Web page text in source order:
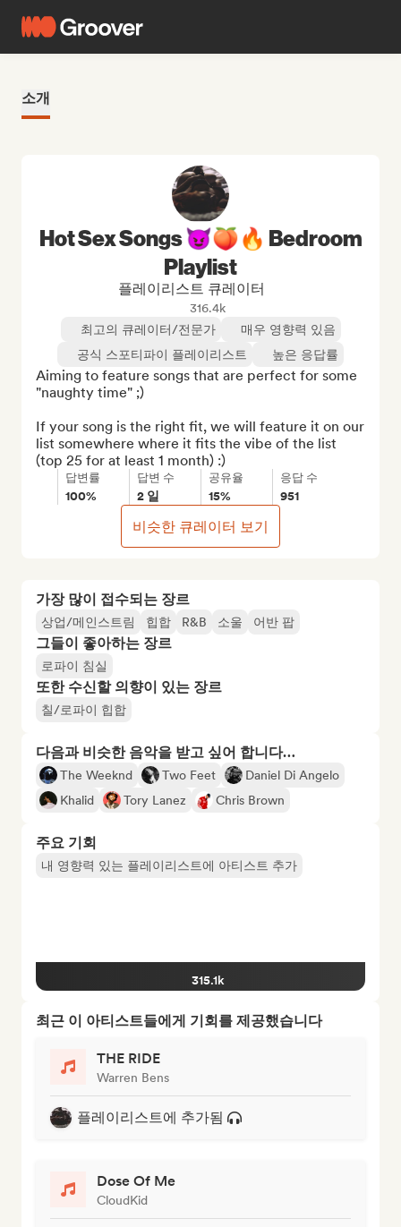
소개
가장 많이 접수되는 장르
상업/메인스트림 힙합 R&B 소울 어반 팝
그들이 좋아하는 장르
로파이 침실
또한 수신할 의향이 있는 장르
칠/로파이 힙합
다음과 비슷한 음악을 받고 싶어 합니다…
The Weeknd Two Feet
Daniel Di Angelo
Khalid
Tory Lanez Chris Brown
주요 기회
내 영향력 있는 플레이리스트에 아티스트 추가
315.1k
최근 이 아티스트들에게 기회를 제공했습니다
THE RIDE
Warren Bens
플레이리스트에 추가됨
Dose Of Me
CloudKid
Hot Sex Songs 😈🍑🔥 Bedroom
Playlist
플레이리스트 큐레이터
316.4k
최고의 큐레이터/전문가
매우 영향력 있음
공식 스포티파이 플레이리스트
높은 응답률
Aiming to feature songs that are perfect for some
"naughty time" ;)
If your song is the right fit, we will feature it on our
list somewhere where it fits the vibe of the list
(top 25 for at least 1 month) :)
답변률
100%
답변 수
2 일
공유율
15%
응답 수
951
비슷한 큐레이터 보기